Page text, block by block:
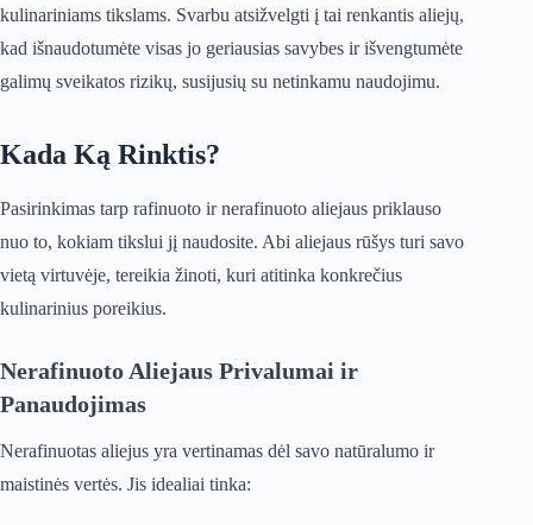
kulinariniams tikslams. Svarbu atsižvelgti į tai renkantis aliejų,
kad išnaudotumėte visas jo geriausias savybes ir išvengtumėte
galimų sveikatos rizikų, susijusių su netinkamu naudojimu.
Kada Ką Rinktis?
Pasirinkimas tarp rafinuoto ir nerafinuoto aliejaus priklauso
nuo to, kokiam tikslui jį naudosite. Abi aliejaus rūšys turi savo
vietą virtuvėje, tereikia žinoti, kuri atitinka konkrečius
kulinarinius poreikius.
Nerafinuoto Aliejaus Privalumai ir
Panaudojimas
Nerafinuotas aliejus yra vertinamas dėl savo natūralumo ir
maistinės vertės. Jis idealiai tinka: